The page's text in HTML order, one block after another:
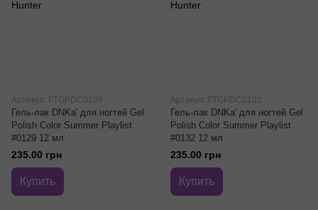
Артикул: FTGPDС0129
Гель-лак DNKa' для ногтей Gel
Polish Color Summer Playlist
#0129 12 мл
235.00 грн
Купить
Артикул: FTGPDС0132
Гель-лак DNKa' для ногтей Gel
Polish Color Summer Playlist
#0132 12 мл
235.00 грн
Купить